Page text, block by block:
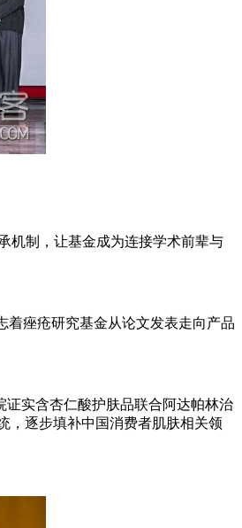
机制，让基金成为连接学术前辈与
痤疮研究基金从论文发表走向产品
实含杏仁酸护肤品联合阿达帕林治
，逐步填补中国消费者肌肤相关领